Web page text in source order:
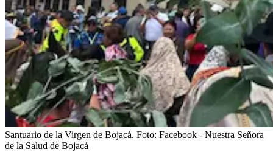
Santuario de la Virgen de Bojacá. Foto: Facebook - Nuestra Señora
de la Salud de Bojacá